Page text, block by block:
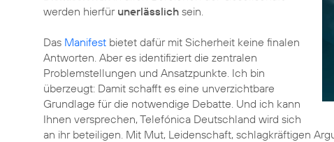
werden hierfür unerlässlich sein.
Das Manifest bietet dafür mit Sicherheit keine finalen
Antworten. Aber es identifiziert die zentralen
Problemstellungen und Ansatzpunkte. Ich bin
überzeugt: Damit schafft es eine unverzichtbare
Grundlage für die notwendige Debatte. Und ich kann
Ihnen versprechen, Telefónica Deutschland wird sich
an ihr beteiligen. Mit Mut, Leidenschaft, schlagkräftigen